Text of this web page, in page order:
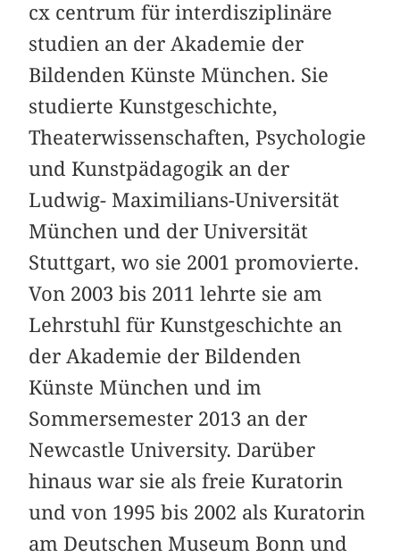
cx centrum für interdisziplinäre
studien an der Akademie der
Bildenden Künste München. Sie
studierte Kunstgeschichte,
Theaterwissenschaften, Psychologie
und Kunstpädagogik an der
Ludwig- Maximilians-Universität
München und der Universität
Stuttgart, wo sie 2001 promovierte.
Von 2003 bis 2011 lehrte sie am
Lehrstuhl für Kunstgeschichte an
der Akademie der Bildenden
Künste München und im
Sommersemester 2013 an der
Newcastle University. Darüber
hinaus war sie als freie Kuratorin
und von 1995 bis 2002 als Kuratorin
am Deutschen Museum Bonn und